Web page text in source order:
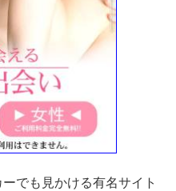
でも見かける有名サイト